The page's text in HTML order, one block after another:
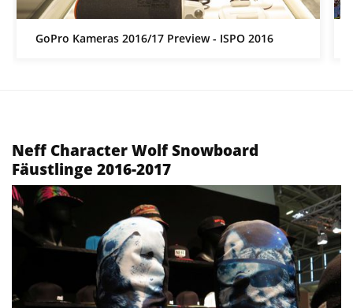
GoPro Kameras 2016/17 Preview - ISPO 2016
Neff Character Wolf Snowboard
Fäustlinge 2016-2017